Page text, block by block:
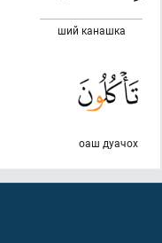
ший канашка
оаш дуачох